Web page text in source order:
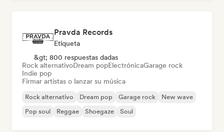
Pravda Records
Etiqueta
&gt; 800 respuestas dadas
Rock alternativoDream popElectrónicaGarage rock
Indie pop
Firmar artistas o lanzar su música
Rock alternativo Dream pop Garage rock
New wave
Pop soul
Reggae Shoegaze Soul